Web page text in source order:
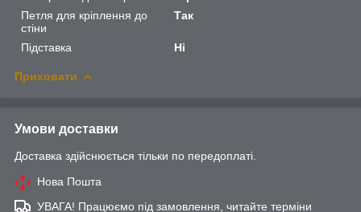
Петля для кріплення до
стіни
Так
Підставка Ні
Приховати
Умови доставки
Доставка здійснюється тільки по передоплаті.
Нова Пошта
УВАГА! Працюємо під замовлення, читайте терміни